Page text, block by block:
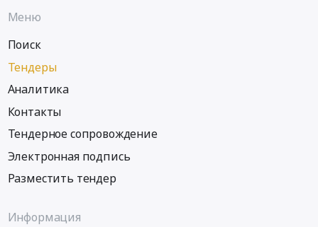
Меню
Поиск
Тендеры
Аналитика
Контакты
Тендерное сопровождение
Электронная подпись
Разместить тендер
Информация